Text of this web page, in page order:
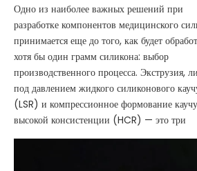
Одно из наиболее важных решений при
разработке компонентов медицинского
принимается еще до того, как будет
хотя бы один грамм силикона: выбор
производственного процесса. Экструзия,
под давлением жидкого силиконового
(LSR) и компрессионное формование
высокой консистенции (HCR) — это три